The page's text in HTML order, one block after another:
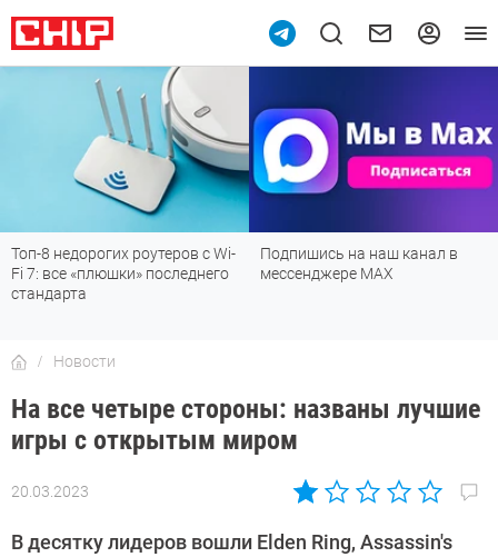
Топ-8 недорогих роутеров с Wi-
Fi 7: все «плюшки» последнего
стандарта
Подпишись на наш канал в
мессенджере МАХ
Новости
На все четыре стороны: названы лучшие
игры с открытым миром
20.03.2023
Автор:
Кошик
В десятку лидеров вошли Elden Ring, Assassin's